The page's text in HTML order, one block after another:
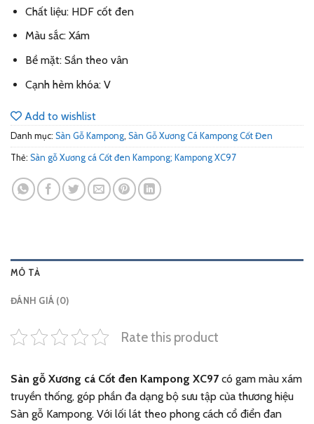
Chất liệu: HDF cốt đen
Màu sắc: Xám
Bề mặt: Sần theo vân
Cạnh hèm khóa: V
Add to wishlist
Danh mục: Sàn Gỗ Kampong, Sàn Gỗ Xương Cá Kampong Cốt Đen
Thẻ: Sàn gỗ Xương cá Cốt đen Kampong; Kampong XC97
MÔ TẢ
ĐÁNH GIÁ (0)
Rate this product
Sàn gỗ Xương cá Cốt đen Kampong XC97có gam màu xám
truyền thống, góp phần đa dạng bộ sưu tập của thương hiệu
Sàn gỗ Kampong. Với lối lát theo phong cách cổ điển đan